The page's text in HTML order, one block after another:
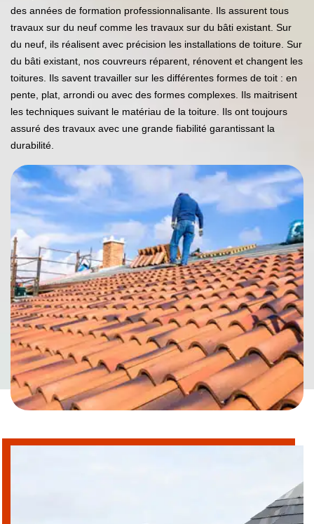
des années de formation professionnalisante. Ils assurent tous
travaux sur du neuf comme les travaux sur du bâti existant. Sur
du neuf, ils réalisent avec précision les installations de toiture. Sur
du bâti existant, nos couvreurs réparent, rénovent et changent les
toitures. Ils savent travailler sur les différentes formes de toit : en
pente, plat, arrondi ou avec des formes complexes. Ils maitrisent
les techniques suivant le matériau de la toiture. Ils ont toujours
assuré des travaux avec une grande fiabilité garantissant la
durabilité.